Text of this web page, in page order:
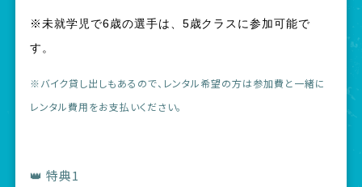
※未就学児で6歳の選手は、5歳クラスに参加可能で
す。
※バイク貸し出しもあるので、レンタル希望の方は参加費と一緒に
レンタル費用をお支払いください。
👑 特典1